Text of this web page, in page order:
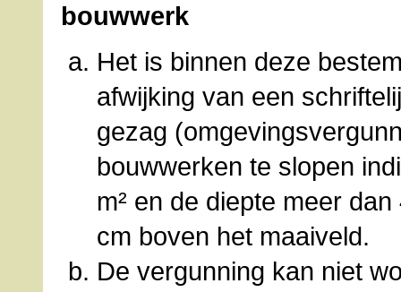
bouwwerk
Het is binnen deze
afwijking van een
gezag
bouwwerken te slopen
m² en de diepte meer
cm boven het maaiveld.
De vergunning kan niet